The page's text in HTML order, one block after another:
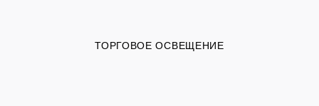
ТОРГОВОЕ ОСВЕЩЕНИЕ